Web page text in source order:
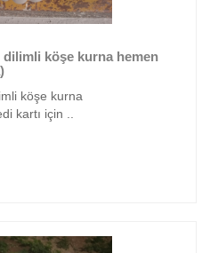
köşe kurna hemen
köşe kurna
kartı için ..